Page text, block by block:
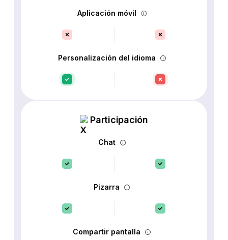
Aplicación móvil
Personalización del idioma
Participación
Chat
Pizarra
Compartir pantalla